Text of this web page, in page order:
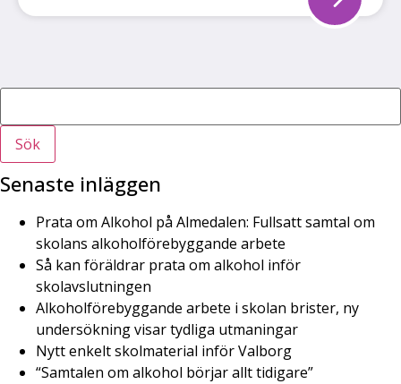
Sök
Senaste inläggen
Prata om Alkohol på Almedalen: Fullsatt samtal om
skolans alkoholförebyggande arbete
Så kan föräldrar prata om alkohol inför
skolavslutningen
Alkoholförebyggande arbete i skolan brister, ny
undersökning visar tydliga utmaningar
Nytt enkelt skolmaterial inför Valborg
“Samtalen om alkohol börjar allt tidigare”